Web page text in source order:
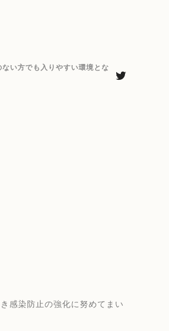
い方でも入りやすい環境とな
感染防止の強化に努めてまい